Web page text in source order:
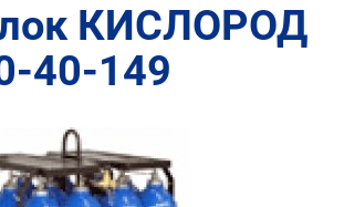
КИСЛОРОД
40-149